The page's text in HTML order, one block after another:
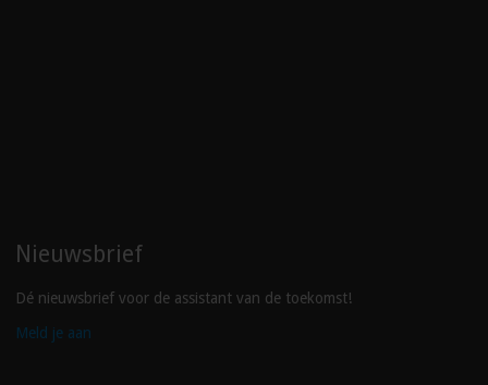
Nieuwsbrief
Dé nieuwsbrief voor de assistant van de toekomst!
Meld je aan